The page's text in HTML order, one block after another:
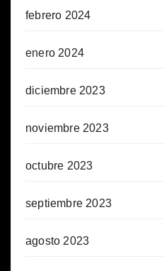
febrero 2024
enero 2024
diciembre 2023
noviembre 2023
octubre 2023
septiembre 2023
agosto 2023